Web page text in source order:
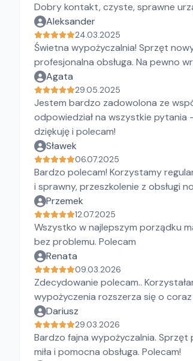
Dobry kontakt, czyste, sprawne
Aleksander
24.03.2025
Świetna wypożyczalnia! Sprzęt
profesjonalna obsługa. Na pewno
Agata
29.05.2025
Jestem bardzo zadowolona ze
odpowiedział na wszystkie pytania
dziękuję i polecam!
Sławek
06.07.2025
Bardzo polecam! Korzystamy
i sprawny, przeszkolenie z obsługi
Przemek
12.07.2025
Wszystko w najlepszym porządku
bez problemu. Polecam
Renata
09.03.2026
Zdecydowanie polecam..
wypożyczenia rozszerza się o
Dariusz
29.03.2026
Bardzo fajna wypożyczalnia.
miła i pomocna obsługa. Polecam!